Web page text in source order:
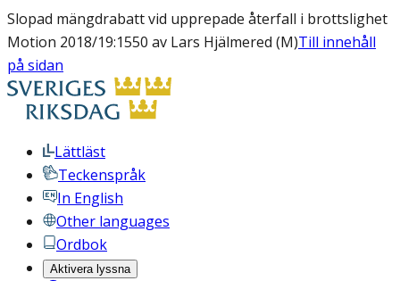
Slopad mängdrabatt vid upprepade återfall i brottslighet
Motion 2018/19:1550 av Lars Hjälmered (M)Till innehåll
på sidan
Lättläst
Teckenspråk
In English
Other languages
Ordbok
Aktivera lyssna